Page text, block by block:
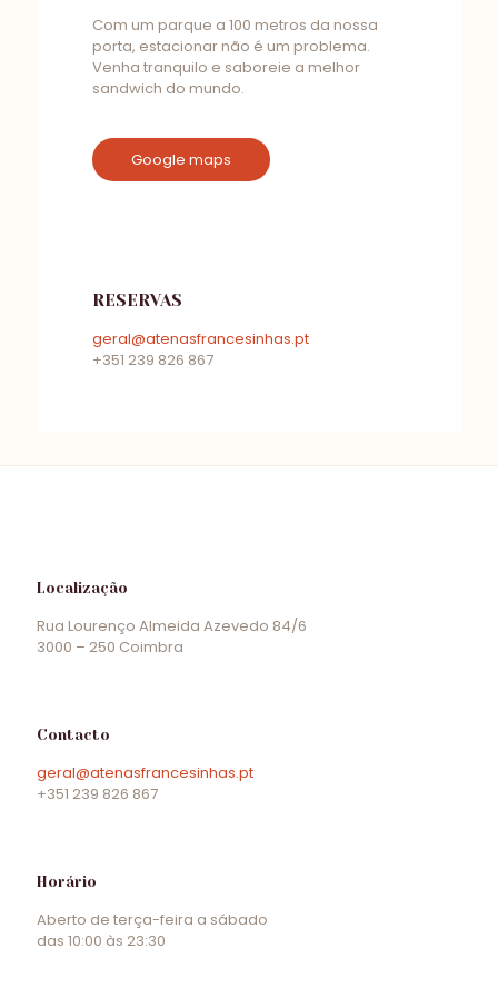
Com um parque a 100 metros da nossa
porta, estacionar não é um problema.
Venha tranquilo e saboreie a melhor
sandwich do mundo.
Google maps
RESERVAS
geral@atenasfrancesinhas.pt
+351 239 826 867
Localização
Rua Lourenço Almeida Azevedo 84/6
3000 – 250 Coimbra
Contacto
geral@atenasfrancesinhas.pt
+351 239 826 867
Horário
Aberto de terça-feira a sábado
das 10:00 às 23:30